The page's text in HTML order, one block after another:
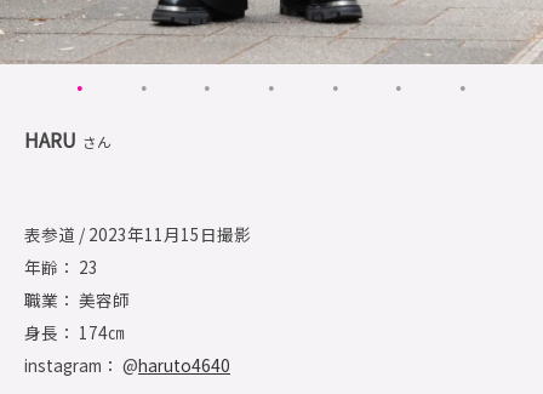
HARU さん
表参道 / 2023年11月15日撮影
年齢： 23
職業： 美容師
身長： 174㎝
instagram： @haruto4640